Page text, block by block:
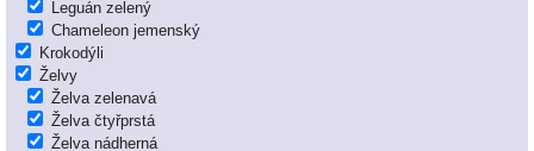
Leguán zelený
Chameleon jemenský
Krokodýli
Želvy
Želva zelenavá
Želva čtyřprstá
Želva nádherná